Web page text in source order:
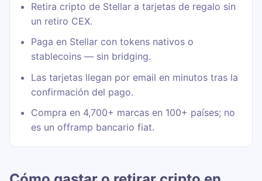
Retira cripto de Stellar a tarjetas de regalo sin
un retiro CEX.
Paga en Stellar con tokens nativos o
stablecoins — sin bridging.
Las tarjetas llegan por email en minutos tras la
confirmación del pago.
Compra en 4,700+ marcas en 100+ países; no
es un offramp bancario fiat.